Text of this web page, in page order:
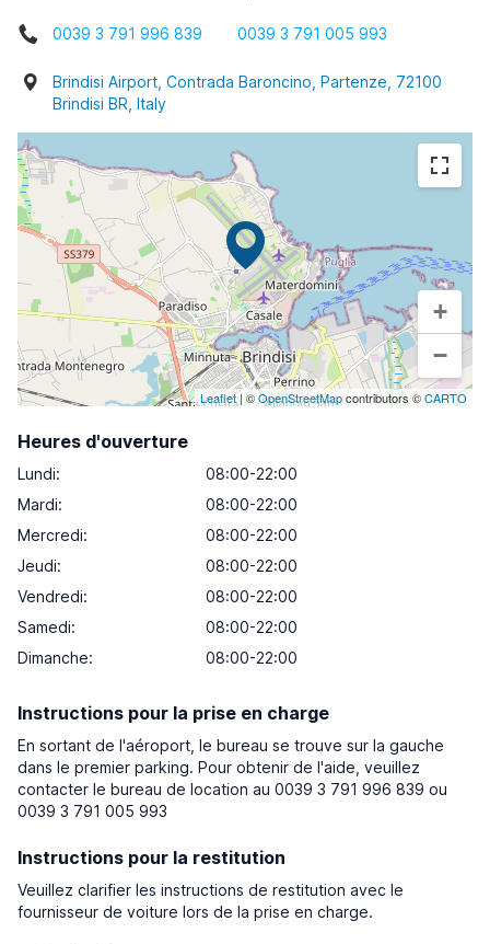
0039 3 791 996 839 0039 3 791 005 993
Brindisi Airport, Contrada Baroncino, Partenze, 72100
Brindisi BR, Italy
+
−
Leaflet | ©OpenStreetMapcontributors ©CARTO
Heures d'ouverture
Lundi:
08:00-22:00
Mardi:
08:00-22:00
Mercredi:
08:00-22:00
Jeudi:
08:00-22:00
Vendredi:
08:00-22:00
Samedi:
08:00-22:00
Dimanche: 08:00-22:00
Instructions pour la prise en charge
En sortant de l'aéroport, le bureau se trouve sur la gauche
dans le premier parking. Pour obtenir de l'aide, veuillez
contacter le bureau de location au 0039 3 791 996 839 ou
0039 3 791 005 993
Instructions pour la restitution
Veuillez clarifier les instructions de restitution avec le
fournisseur de voiture lors de la prise en charge.